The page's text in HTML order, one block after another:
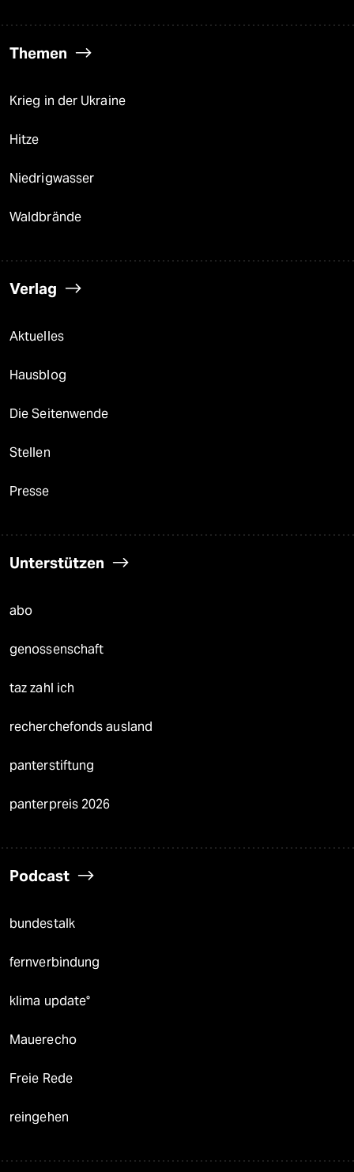
Themen
Krieg in der Ukraine
Hitze
Niedrigwasser
Waldbrände
Verlag
Aktuelles
Hausblog
Die Seitenwende
Stellen
Presse
Unterstützen
abo
genossenschaft
taz zahl ich
recherchefonds ausland
panterstiftung
panterpreis 2026
Podcast
bundestalk
fernverbindung
klima update°
Mauerecho
Freie Rede
reingehen